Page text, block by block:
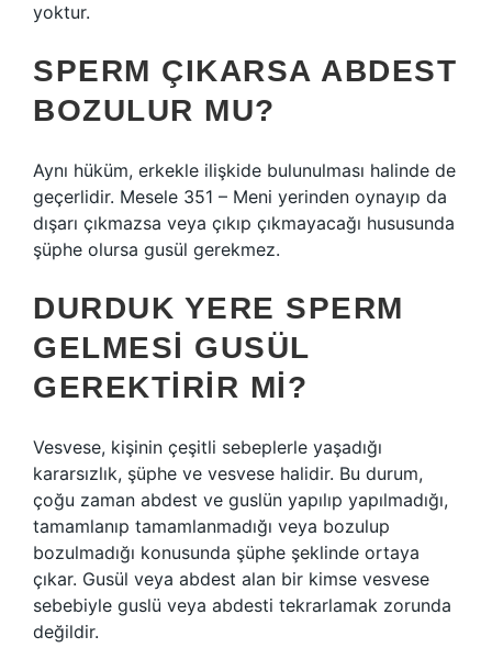
yoktur.
SPERM ÇIKARSA ABDEST
BOZULUR MU?
Aynı hüküm, erkekle ilişkide bulunulması halinde de
geçerlidir. Mesele 351 – Meni yerinden oynayıp da
dışarı çıkmazsa veya çıkıp çıkmayacağı hususunda
şüphe olursa gusül gerekmez.
DURDUK YERE SPERM
GELMESI GUSÜL
GEREKTIRIR MI?
Vesvese, kişinin çeşitli sebeplerle yaşadığı
kararsızlık, şüphe ve vesvese halidir. Bu durum,
çoğu zaman abdest ve guslün yapılıp yapılmadığı,
tamamlanıp tamamlanmadığı veya bozulup
bozulmadığı konusunda şüphe şeklinde ortaya
çıkar. Gusül veya abdest alan bir kimse vesvese
sebebiyle guslü veya abdesti tekrarlamak zorunda
değildir.